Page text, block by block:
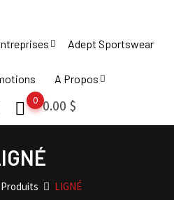
Adept Sportswear
A Propos
0.00 $
0
Produits LIGNÉ